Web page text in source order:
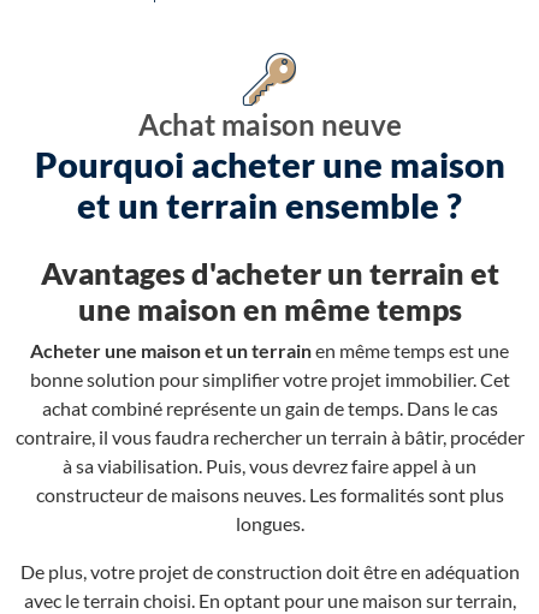
Achat maison neuve
Pourquoi acheter une maison
et un terrain ensemble ?
Avantages d'acheter un terrain et
une maison en même temps
Acheter une maison et un terrainen même temps est une
bonne solution pour simplifier votre projet immobilier. Cet
achat combiné représente un gain de temps. Dans le cas
contraire, il vous faudra rechercher un terrain à bâtir, procéder
à sa viabilisation. Puis, vous devrez faire appel à un
constructeur de maisons neuves. Les formalités sont plus
longues.
De plus, votre projet de construction doit être en adéquation
avec le terrain choisi. En optant pour une maison sur terrain,